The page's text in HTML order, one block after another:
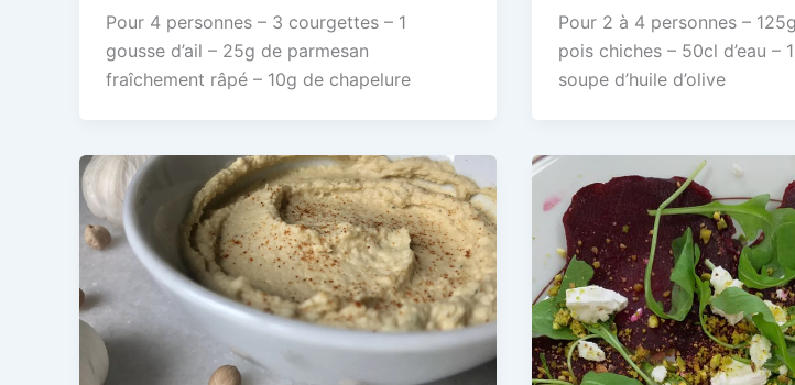
Pour 4 personnes – 3 courgettes – 1
gousse d’ail – 25g de parmesan
fraîchement râpé – 10g de chapelure
Pour 2 à 4 personnes –
pois chiches – 50cl d’eau –
soupe d’huile d’olive